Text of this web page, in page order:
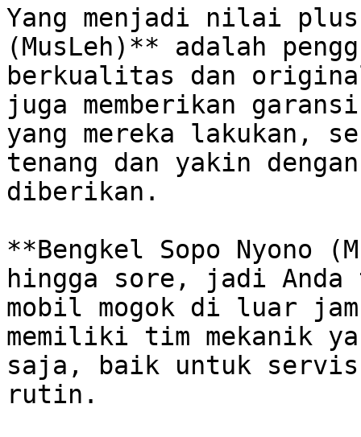
Yang menjadi nilai plus
(MusLeh)** adalah
berkualitas dan
juga memberikan
yang mereka lakukan,
tenang dan yakin
diberikan.
**Bengkel Sopo Nyono
hingga sore, jadi
mobil mogok di luar
memiliki tim mekanik
saja, baik untuk servis
rutin.